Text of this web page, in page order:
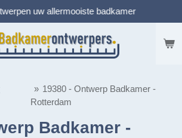
uw allermooiste badkamer
» 19380 - Ontwerp Badkamer -
Rotterdam
Badkamer -